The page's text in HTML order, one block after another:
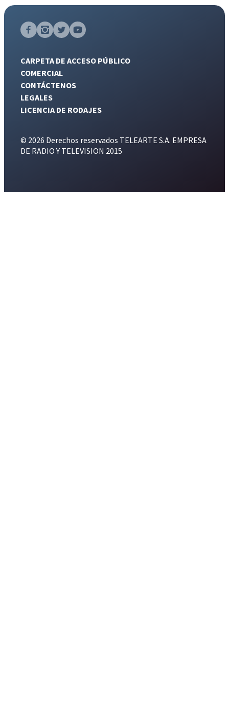
CARPETA DE ACCESO PÚBLICO
COMERCIAL
CONTÁCTENOS
LEGALES
LICENCIA DE RODAJES
© 2026 Derechos reservados TELEARTE S.A. EMPRESA
DE RADIO Y TELEVISION 2015